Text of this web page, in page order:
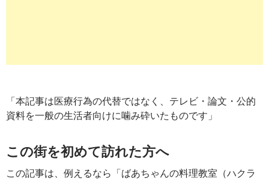
「本記事は医療行為の代替ではなく、テレビ・論文・公的
資料を一般の生活者向けに噛み砕いたものです」
この街を初めて訪れた方へ
この記事は、例えるなら「ばあちゃんの料理教室（ハクラ